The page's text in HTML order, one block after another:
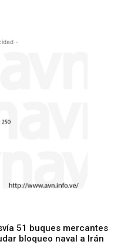
-
51 buques mercantes
bloqueo naval a Irán